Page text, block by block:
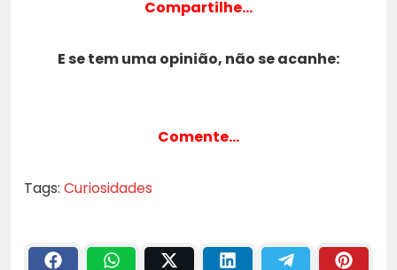
Compartilhe…
E se tem uma opinião, não se acanhe:
Comente…
Tags: Curiosidades